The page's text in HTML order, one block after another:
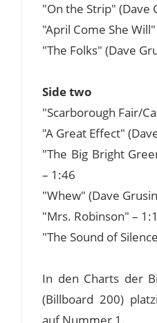
"On the Strip" (Dave
"April Come She
"The Folks" (Dave
Side two
"Scarborough Fair/
"A Great Effect"
"The Big Bright
– 1:46
"Whew" (Dave
"Mrs. Robinson" –
"The Sound of
In den Charts der
(Billboard 200)